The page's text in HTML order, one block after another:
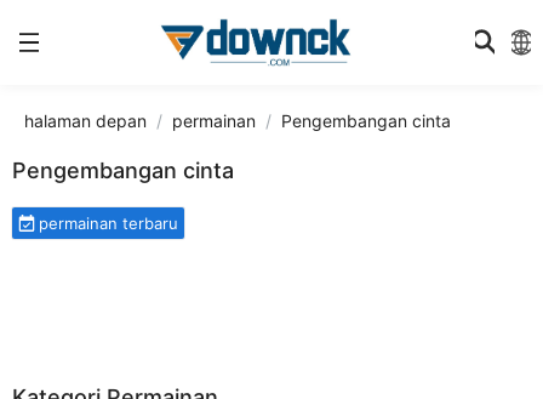
halaman depan permainan Pengembangan cinta
Pengembangan cinta
permainan terbaru